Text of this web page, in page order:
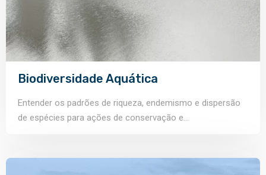
Biodiversidade Aquática
Entender os padrões de riqueza, endemismo e dispersão
de espécies para ações de conservação e...